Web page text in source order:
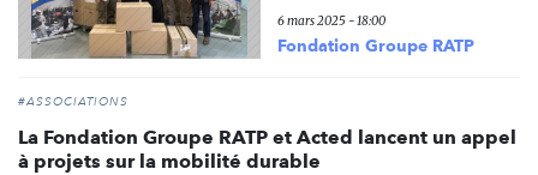
6 mars 2025 - 18:00
Fondation Groupe RATP
#ASSOCIATIONS
La Fondation Groupe RATP et Acted lancent un appel
à projets sur la mobilité durable